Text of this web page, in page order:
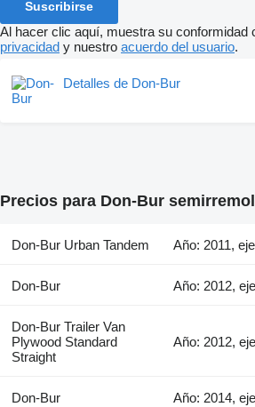
Suscribirse
Al hacer clic aquí, muestra su conformidad
privacidad y nuestro acuerdo del usuario.
Detalles de Don-Bur
Precios para Don-Bur
Don-Bur Urban Tandem Año: 2011,
Don-Bur Año: 2012,
Don-Bur Trailer Van
Plywood Standard
Straight
Año: 2012,
Don-Bur Año: 2014,